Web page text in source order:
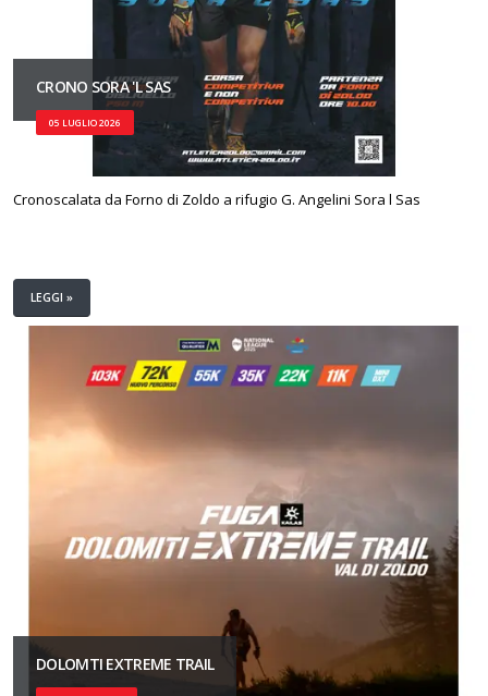
CRONO SORA 'L SAS
05 LUGLIO 2026
Cronoscalata da Forno di Zoldo a rifugio G. Angelini Sora l Sas
LEGGI »
DOLOMTI EXTREME TRAIL